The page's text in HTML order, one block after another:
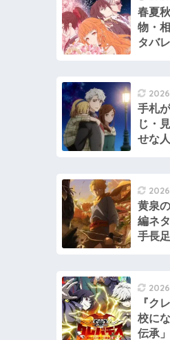
春夏
物・
タバ
手札
じ・
せな
黄泉
編ネ
手長
『ク
校に
伝承